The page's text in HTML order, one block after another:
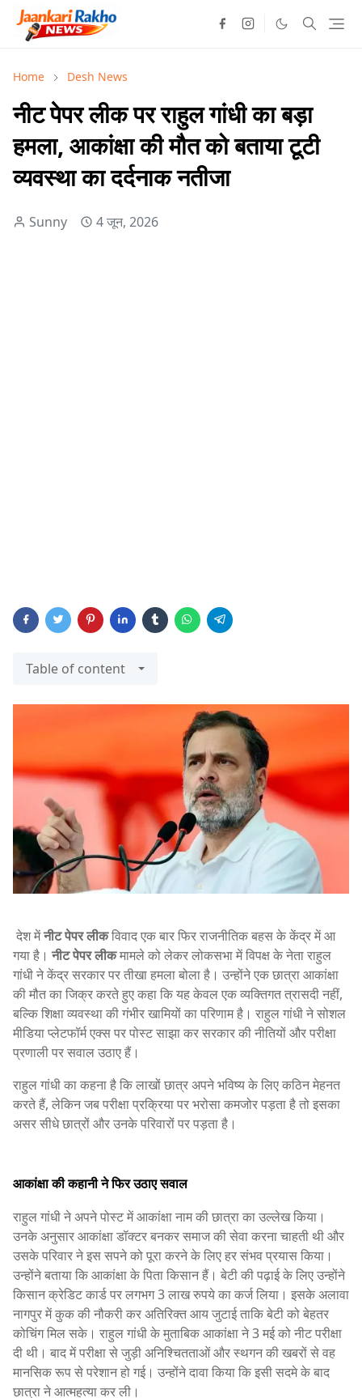
Home Desh News
नीट पेपर लीक पर राहुल गांधी का बड़ा
हमला, आकांक्षा की मौत को बताया टूटी
व्यवस्था का दर्दनाक नतीजा
Sunny 4 जून, 2026
Table of content
देश मेंनीट पेपर लीकविवाद एक बार फिर राजनीतिक बहस के केंद्र में आ
गया है।नीट पेपर लीकमामले को लेकर लोकसभा में विपक्ष के नेता राहुल
गांधी ने केंद्र सरकार पर तीखा हमला बोला है। उन्होंने एक छात्रा आकांक्षा
की मौत का जिक्र करते हुए कहा कि यह केवल एक व्यक्तिगत त्रासदी नहीं,
बल्कि शिक्षा व्यवस्था की गंभीर खामियों का परिणाम है। राहुल गांधी ने सोशल
मीडिया प्लेटफॉर्म एक्स पर पोस्ट साझा कर सरकार की नीतियों और परीक्षा
प्रणाली पर सवाल उठाए हैं।
राहुल गांधी का कहना है कि लाखों छात्र अपने भविष्य के लिए कठिन मेहनत
करते हैं, लेकिन जब परीक्षा प्रक्रिया पर भरोसा कमजोर पड़ता है तो इसका
असर सीधे छात्रों और उनके परिवारों पर पड़ता है।
आकांक्षा की कहानी ने फिर उठाए सवाल
राहुल गांधी ने अपने पोस्ट में आकांक्षा नाम की छात्रा का उल्लेख किया।
उनके अनुसार आकांक्षा डॉक्टर बनकर समाज की सेवा करना चाहती थी और
उसके परिवार ने इस सपने को पूरा करने के लिए हर संभव प्रयास किया।
उन्होंने बताया कि आकांक्षा के पिता किसान हैं। बेटी की पढ़ाई के लिए उन्होंने
किसान क्रेडिट कार्ड पर लगभग 3 लाख रुपये का कर्ज लिया। इसके अलावा
नागपुर में कुक की नौकरी कर अतिरिक्त आय जुटाई ताकि बेटी को बेहतर
कोचिंग मिल सके। राहुल गांधी के मुताबिक आकांक्षा ने 3 मई को नीट परीक्षा
दी थी। बाद में परीक्षा से जुड़ी अनिश्चितताओं और स्थगन की खबरों से वह
मानसिक रूप से परेशान हो गई। उन्होंने दावा किया कि इसी सदमे के बाद
छात्रा ने आत्महत्या कर ली।